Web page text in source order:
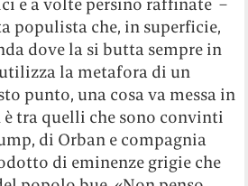
e a volte persino raffinate –
populista che, in superficie,
dove la si butta sempre in
la metafora di un
punto, una cosa va messa in
è tra quelli che sono convinti
di Orban e compagnia
di eminenze grigie che